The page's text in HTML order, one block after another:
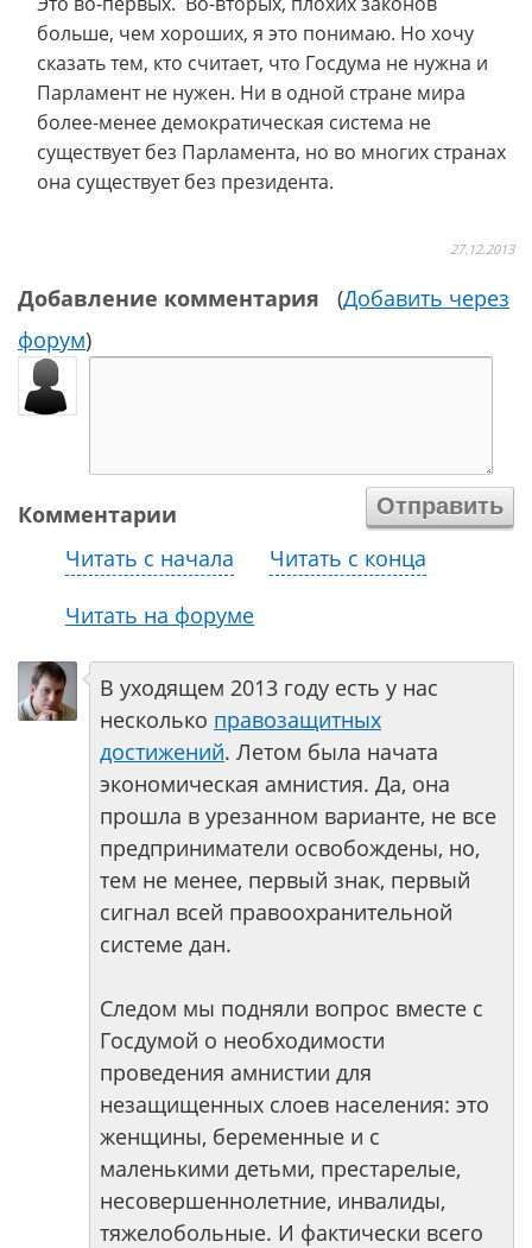
больше, чем хороших, я это понимаю. Но хочу
сказать тем, кто считает, что Госдума не нужна и
Парламент не нужен. Ни в одной стране мира
более-менее демократическая система не
существует без Парламента, но во многих странах
она существует без президента.
27.12.2013
Добавление комментария (Добавить через
форум)
Комментарии
Читать с начала
Читать с конца
Читать на форуме
В уходящем 2013 году есть у нас
несколько правозащитных
достижений. Летом была начата
экономическая амнистия. Да, она
прошла в урезанном варианте, не все
предприниматели освобождены, но,
тем не менее, первый знак, первый
сигнал всей правоохранительной
системе дан.
Следом мы подняли вопрос вместе с
Госдумой о необходимости
проведения амнистии для
незащищенных слоев населения: это
женщины, беременные и с
маленькими детьми, престарелые,
несовершеннолетние, инвалиды,
тяжелобольные. И фактически всего